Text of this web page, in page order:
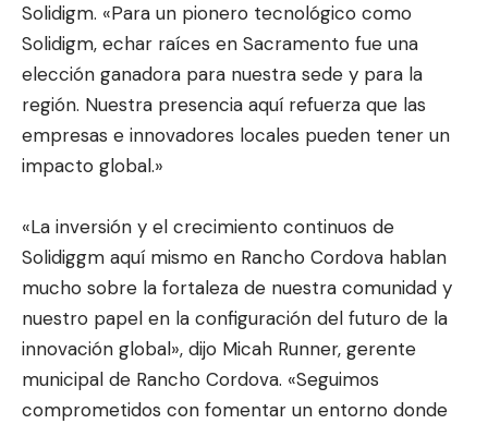
Solidigm. «Para un pionero tecnológico como
Solidigm, echar raíces en Sacramento fue una
elección ganadora para nuestra sede y para la
región. Nuestra presencia aquí refuerza que las
empresas e innovadores locales pueden tener un
impacto global.»
«La inversión y el crecimiento continuos de
Solidiggm aquí mismo en Rancho Cordova hablan
mucho sobre la fortaleza de nuestra comunidad y
nuestro papel en la configuración del futuro de la
innovación global», dijo Micah Runner, gerente
municipal de Rancho Cordova. «Seguimos
comprometidos con fomentar un entorno donde